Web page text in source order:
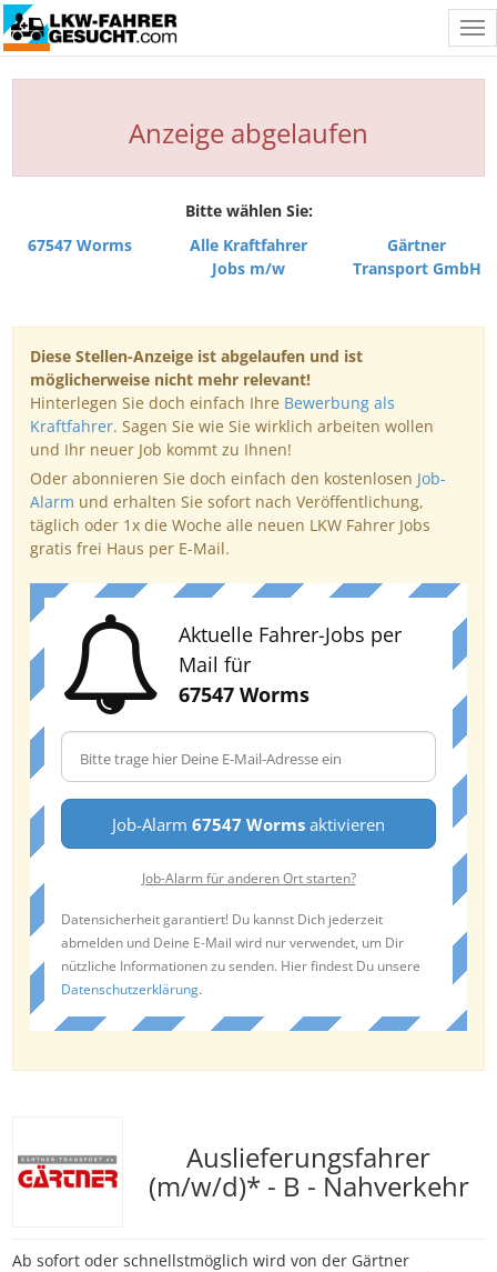
Anzeige abgelaufen
Bitte wählen Sie:
67547 Worms
Alle Kraftfahrer
Jobs m/w
Gärtner
Transport GmbH
Diese Stellen-Anzeige ist abgelaufen und ist
möglicherweise nicht mehr relevant!
Hinterlegen Sie doch einfach Ihre Bewerbung als
Kraftfahrer. Sagen Sie wie Sie wirklich arbeiten wollen
und Ihr neuer Job kommt zu Ihnen!
Oder abonnieren Sie doch einfach den kostenlosen Job-
Alarm und erhalten Sie sofort nach Veröffentlichung,
täglich oder 1x die Woche alle neuen LKW Fahrer Jobs
gratis frei Haus per E-Mail.
Aktuelle Fahrer-Jobs per
Mail für
67547 Worms
Job-Alarm 67547 Worms aktivieren
Job-Alarm für anderen Ort starten?
Datensicherheit garantiert! Du kannst Dich jederzeit
abmelden und Deine E-Mail wird nur verwendet, um Dir
nützliche Informationen zu senden. Hier findest Du unsere
Datenschutzerklärung.
Auslieferungsfahrer
(m/w/d)* - B - Nahverkehr
Ab sofort oder schnellstmöglich wird von der Gärtner